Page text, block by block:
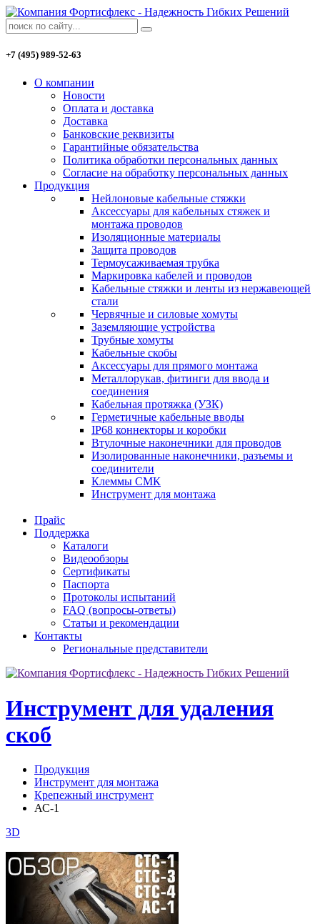
+7 (495) 989-52-63
О компании
Новости
Оплата и доставка
Доставка
Банковские реквизиты
Гарантийные обязательства
Политика обработки персональных данных
Согласие на обработку персональных данных
Продукция
Нейлоновые кабельные стяжки
Аксессуары для кабельных стяжек и
монтажа проводов
Изоляционные материалы
Защита проводов
Термоусаживаемая трубка
Маркировка кабелей и проводов
Кабельные стяжки и ленты из нержавеющей
стали
Червячные и силовые хомуты
Заземляющие устройства
Трубные хомуты
Кабельные скобы
Аксессуары для прямого монтажа
Металлорукав, фитинги для ввода и
соединения
Кабельная протяжка (УЗК)
Герметичные кабельные вводы
IP68 коннекторы и коробки
Втулочные наконечники для проводов
Изолированные наконечники, разъемы и
соединители
Клеммы СМК
Инструмент для монтажа
Прайс
Поддержка
Каталоги
Видеообзоры
Сертификаты
Паспорта
Протоколы испытаний
FAQ (вопросы-ответы)
Статьи и рекомендации
Контакты
Региональные представители
Инструмент для удаления
скоб
Продукция
Инструмент для монтажа
Крепежный инструмент
АС-1
3D